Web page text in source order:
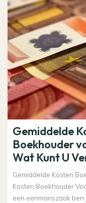
Gemiddelde
Boekhouder
Wat Kunt U
Gemiddelde Kosten
Kosten Boekhouder
een eenmanszaak